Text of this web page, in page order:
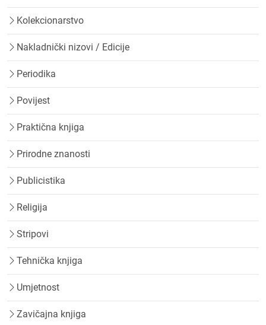
Kolekcionarstvo
Nakladnički nizovi / Edicije
Periodika
Povijest
Praktična knjiga
Prirodne znanosti
Publicistika
Religija
Stripovi
Tehnička knjiga
Umjetnost
Zavičajna knjiga